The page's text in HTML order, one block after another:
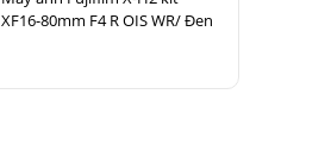
XF16-80mm F4 R OIS WR/ Đen